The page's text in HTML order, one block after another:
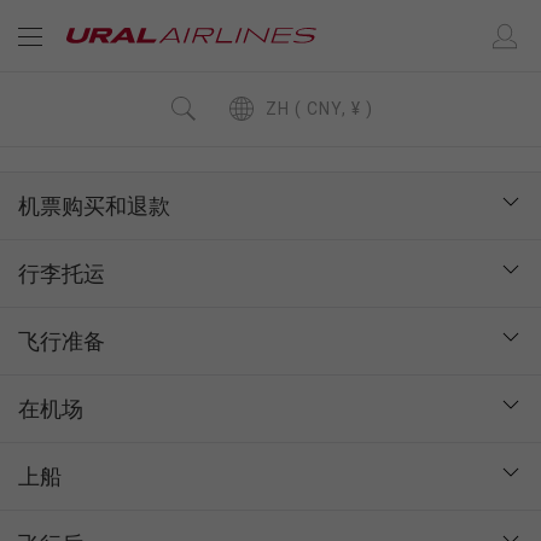
ZH ( CNY, ¥ )
机票购买和退款
行李托运
飞行准备
在机场
上船